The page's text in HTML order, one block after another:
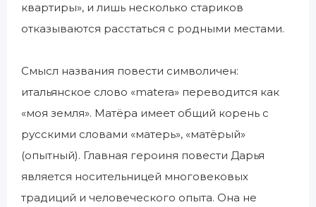
квартиры», и лишь несколько стариков
отказываются расстаться с родными местами.
Смысл названия повести символичен:
итальянское слово «matera» переводится как
«моя земля». Матёра имеет общий корень с
русскими словами «матерь», «матёрый»
(опытный). Главная героиня повести Дарья
является носительницей многовековых
традиций и человеческого опыта. Она не